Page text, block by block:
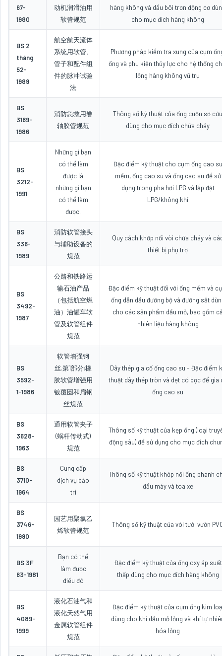
67-
1980
动机润滑油用
软管规范
hàng không và dầu bôi trơn động cơ
cho mục đích hàng không
BS 2
tháng
52-
1989
航空航天流体
系统用软管、
管子和配件组
件的脉冲试验
法
Phương pháp kiểm tra xung của cụm
ống và phụ kiện thủy lực cho hệ thống
lỏng hàng không vũ trụ
BS
3169-
1986
消防急救用卷
轴胶管规范
Thông số kỹ thuật của ống cuộn sơ cứu
dùng cho mục đích chữa cháy
BS
3212-
1991
Những gì bạn
có thể làm
được là
những gì bạn
có thể làm
được.
Đặc điểm kỹ thuật cho cụm ống cao su
mềm, ống cao su và ống cao su để sử
dụng trong pha hơi LPG và lắp đặt
LPG/không khí
BS
336-
1989
消防软管接头
与辅助设备的
规范
Quy cách khớp nối vòi chữa cháy và
thiết bị phụ trợ
BS
3492-
1987
公路和铁路运
输石油产品
（包括航空燃
油）油罐车软
管及软管组件
规范
Đặc điểm kỹ thuật đối với ống mềm và
ống dẫn dầu đường bộ và đường sắt
cho các sản phẩm dầu mỏ, bao gồm
nhiên liệu hàng không
BS
3592-
1-1986
软管增强钢
丝.第1部分:橡
胶软管增强用
镀覆圆和扁钢
丝规范
Dây thép gia cố ống cao su - Đặc điểm
thuật dây thép tròn và dẹt có bọc để gia
ống cao su
BS
3628-
1963
通用软管夹子
(蜗杆传动式)
规范
Thông số kỹ thuật của kẹp ống (loại
động sâu) để sử dụng cho mục đích
BS
3710-
1964
Cung cấp
dịch vụ bảo
trì
Thông số kỹ thuật khớp nối ống phanh
đầu máy và toa xe
BS
3746-
1990
园艺用聚氯乙
烯软管规范
Thông số kỹ thuật của vòi tưới vườn
BS 3F
63-1981
Bạn có thể
làm được
điều đó
Đặc điểm kỹ thuật của ống oxy áp suất
thấp dùng cho mục đích hàng không
BS
4089-
1999
液化石油气和
液化天然气用
金属软管组件
规范
Đặc điểm kỹ thuật của cụm ống kim
dùng cho khí dầu mỏ lỏng và khí tự
hóa lỏng